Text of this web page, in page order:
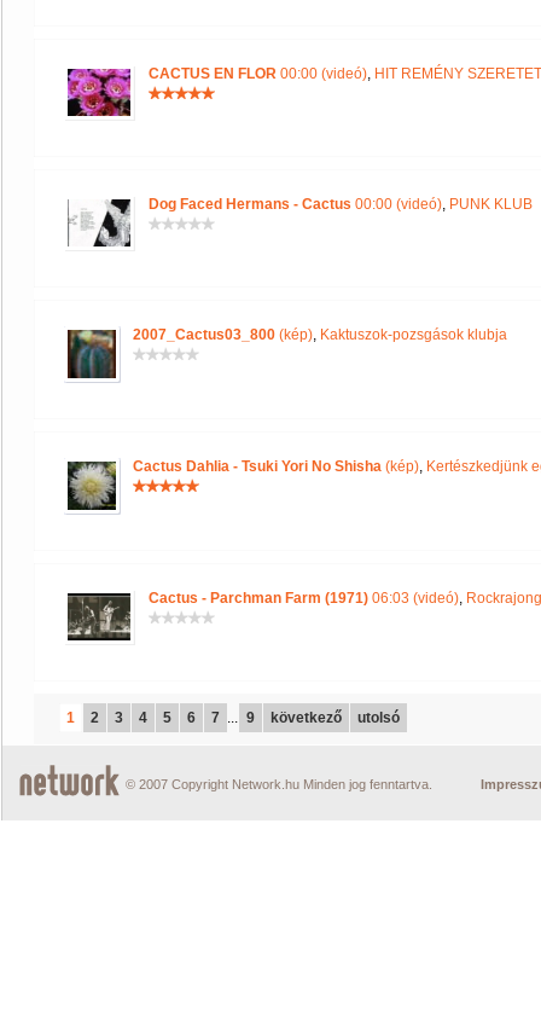
CACTUS EN FLOR 00:00 (videó), HIT REMÉNY SZERETET
Dog Faced Hermans - Cactus 00:00 (videó), PUNK KLUB
2007_Cactus03_800 (kép), Kaktuszok-pozsgások klubja
Cactus Dahlia - Tsuki Yori No Shisha (kép), Kertészkedjünk
Cactus - Parchman Farm (1971) 06:03 (videó),
1 2 3 4 5 6 7 ... 9 következő utolsó
© 2007 Copyright Network.hu Minden jog fenntartva.